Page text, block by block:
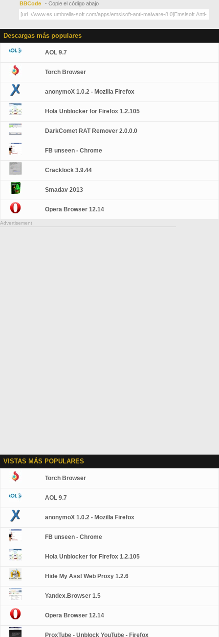
BBCode - Copie el código abajo
Descargas más populares
AOL 9.7
Torch Browser
anonymoX 1.0.2 - Mozilla Firefox
Hola Unblocker for Firefox 1.2.105
DarkComet RAT Remover 2.0.0.0
FB unseen - Chrome
Cracklock 3.9.44
Smadav 2013
Opera Browser 12.14
Advertisement
VISTAS MÁS POPULARES
Torch Browser
AOL 9.7
anonymoX 1.0.2 - Mozilla Firefox
FB unseen - Chrome
Hola Unblocker for Firefox 1.2.105
Hide My Ass! Web Proxy 1.2.6
Yandex.Browser 1.5
Opera Browser 12.14
ProxTube - Unblock YouTube - Firefox